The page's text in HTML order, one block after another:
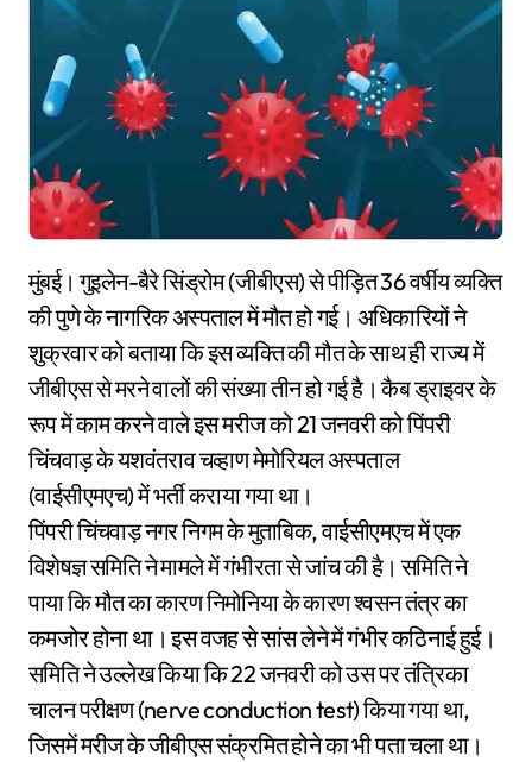
मुंबई। गुइलेन-बैरे सिंड्रोम (जीबीएस) से पीड़ित 36 वर्षीय व्यक्ति
की पुणे के नागरिक अस्पताल में मौत हो गई। अधिकारियों ने
शुक्रवार को बताया कि इस व्यक्ति की मौत के साथ ही राज्य में
जीबीएस से मरने वालों की संख्या तीन हो गई है। कैब ड्राइवर के
रूप में काम करने वाले इस मरीज को 21 जनवरी को पिंपरी
चिंचवाड़ के यशवंतराव चव्हाण मेमोरियल अस्पताल
(वाईसीएमएच) में भर्ती कराया गया था।
पिंपरी चिंचवाड़ नगर निगम के मुताबिक, वाईसीएमएच में एक
विशेषज्ञ समिति ने मामले में गंभीरता से जांच की है। समिति ने
पाया कि मौत का कारण निमोनिया के कारण श्वसन तंत्र का
कमजोर होना था। इस वजह से सांस लेने में गंभीर कठिनाई हुई।
समिति ने उल्लेख किया कि 22 जनवरी को उस पर तंत्रिका
चालन परीक्षण (nerve conduction test) किया गया था,
जिसमें मरीज के जीबीएस संक्रमित होने का भी पता चला था।